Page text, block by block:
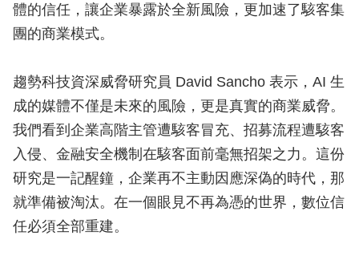
體的信任，讓企業暴露於全新風險，更加速了駭客集
團的商業模式。
趨勢科技資深威脅研究員 David Sancho 表示，AI 生
成的媒體不僅是未來的風險，更是真實的商業威脅。
我們看到企業高階主管遭駭客冒充、招募流程遭駭客
入侵、金融安全機制在駭客面前毫無招架之力。這份
研究是一記醒鐘，企業再不主動因應深偽的時代，那
就準備被淘汰。在一個眼見不再為憑的世界，數位信
任必須全部重建。